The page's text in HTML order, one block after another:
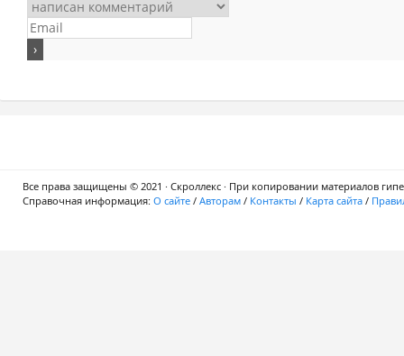
Все права защищены © 2021 · Скроллекс · При копировании материалов
Справочная информация: О сайте / Авторам / Контакты / Карта сайта /